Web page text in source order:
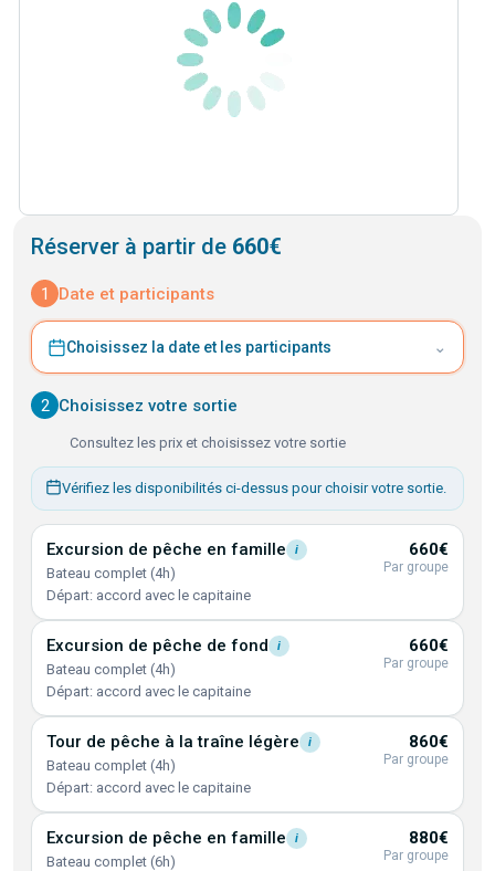
Réserver à partir de 660€
1 Date et participants
Choisissez la date et les participants ⌄
2 Choisissez votre sortie
Consultez les prix et choisissez votre sortie
Vérifiez les disponibilités ci-dessus pour choisir votre sortie.
Excursion de pêche en famille i
Bateau complet (4h)
Départ: accord avec le capitaine
660€
Par groupe
Excursion de pêche de fond i
Bateau complet (4h)
Départ: accord avec le capitaine
660€
Par groupe
Tour de pêche à la traîne légère i
Bateau complet (4h)
Départ: accord avec le capitaine
860€
Par groupe
Excursion de pêche en famille i
Bateau complet (6h)
880€
Par groupe